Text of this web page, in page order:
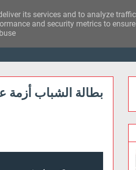
بطالة الشباب أزمة
its services and to analyze
and security metrics to